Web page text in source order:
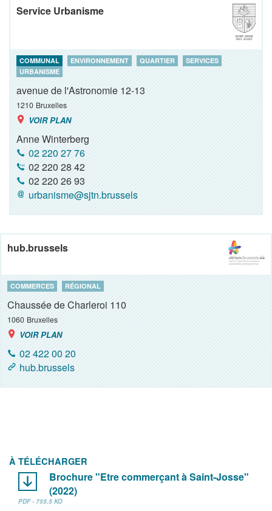
Service Urbanisme
COMMUNAL ENVIRONNEMENT QUARTIER
SERVICES
URBANISME
avenue de l'Astronomie 12-13
1210 Bruxelles
VOIR PLAN
Anne Winterberg
02 220 27 76
02 220 28 42
02 220 26 93
urbanisme@sjtn.brussels
hub.brussels
COMMERCES RÉGIONAL
Chaussée de Charleroi 110
1060 Bruxelles
VOIR PLAN
02 422 00 20
hub.brussels
À TÉLÉCHARGER
Brochure "Etre commerçant à Saint-Josse"
(2022)
PDF - 755.5 KO